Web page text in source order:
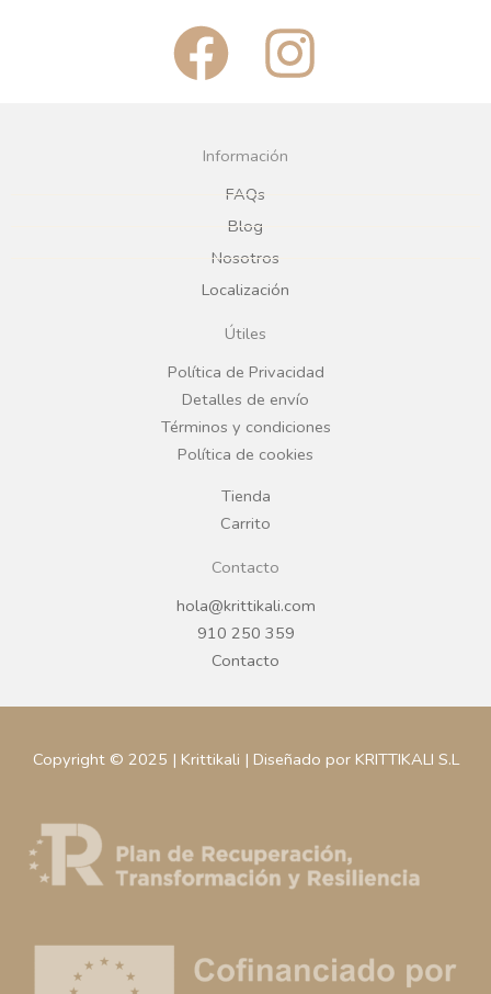
F
a
c
e
b
o
o
k
I
n
g
r
a
Información
FAQs
Blog
Nosotros
Localización
Útiles
Política de Privacidad
Detalles de envío
Términos y condiciones
Política de cookies
Tienda
Carrito
Contacto
hola@krittikali.com
910 250 359
Contacto
Copyright © 2025 | Krittikali | Diseñado por KRITTIKALI S.L